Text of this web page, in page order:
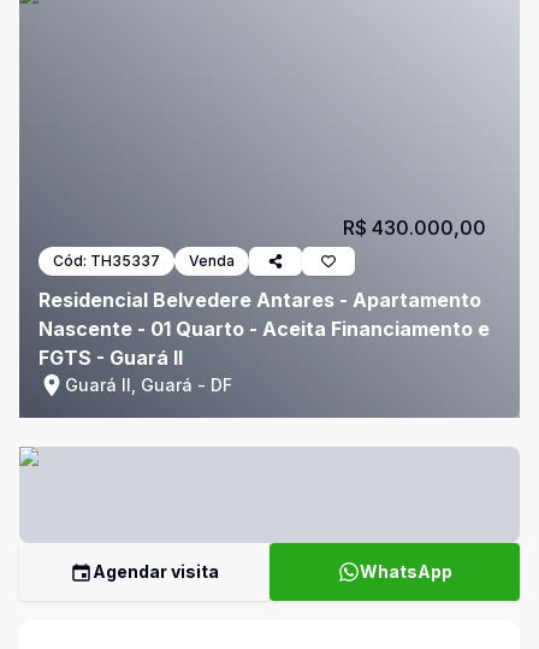
Cód: TH35337 Venda
Residencial Belvedere Antares - Apartamento
Nascente - 01 Quarto - Aceita Financiamento e
FGTS - Guará II
Guará II, Guará - DF
R$ 430.000,00
Agendar visita WhatsApp